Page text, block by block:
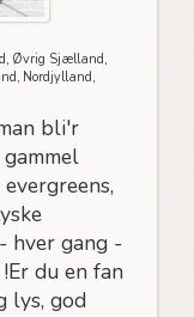
Øvrig Sjælland,
Nordjylland,
bli'r
hver gang -
du en fan
lys, god